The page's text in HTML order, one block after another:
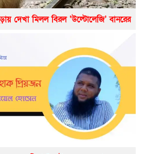
দেখা মিলল বিরল ‘উল্টোলেজি’ বানরের